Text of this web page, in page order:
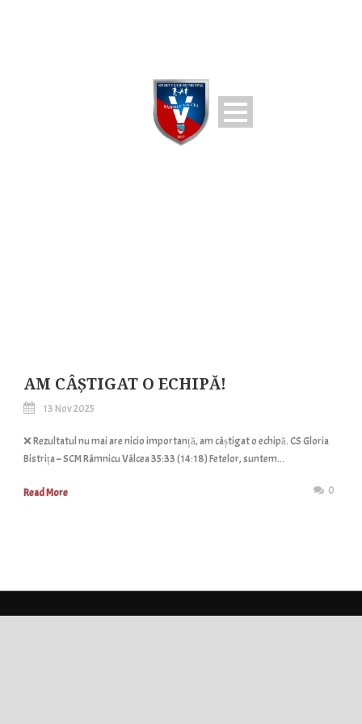
AM CÂȘTIGAT O ECHIPĂ!
13 Nov 2025
❌ Rezultatul nu mai are nicio importanță, am câștigat o echipă. CS Gloria
Bistrița – SCM Râmnicu Vâlcea 35:33 (14:18) Fetelor, suntem...
Read More 0